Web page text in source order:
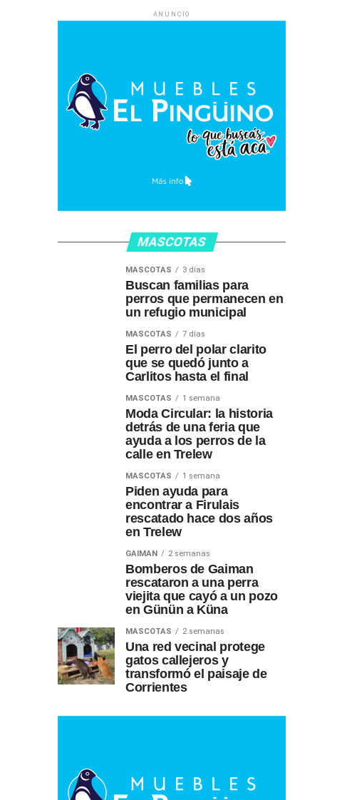
ANUNCIO
MASCOTAS
MASCOTAS 3 días
Buscan familias para
perros que permanecen en
un refugio municipal
MASCOTAS 7 días
El perro del polar clarito
que se quedó junto a
Carlitos hasta el final
MASCOTAS 1 semana
Moda Circular: la historia
detrás de una feria que
ayuda a los perros de la
calle en Trelew
MASCOTAS 1 semana
Piden ayuda para
encontrar a Firulais
rescatado hace dos años
en Trelew
GAIMAN 2 semanas
Bomberos de Gaiman
rescataron a una perra
viejita que cayó a un pozo
en Günün a Küna
MASCOTAS 2 semanas
Una red vecinal protege
gatos callejeros y
transformó el paisaje de
Corrientes